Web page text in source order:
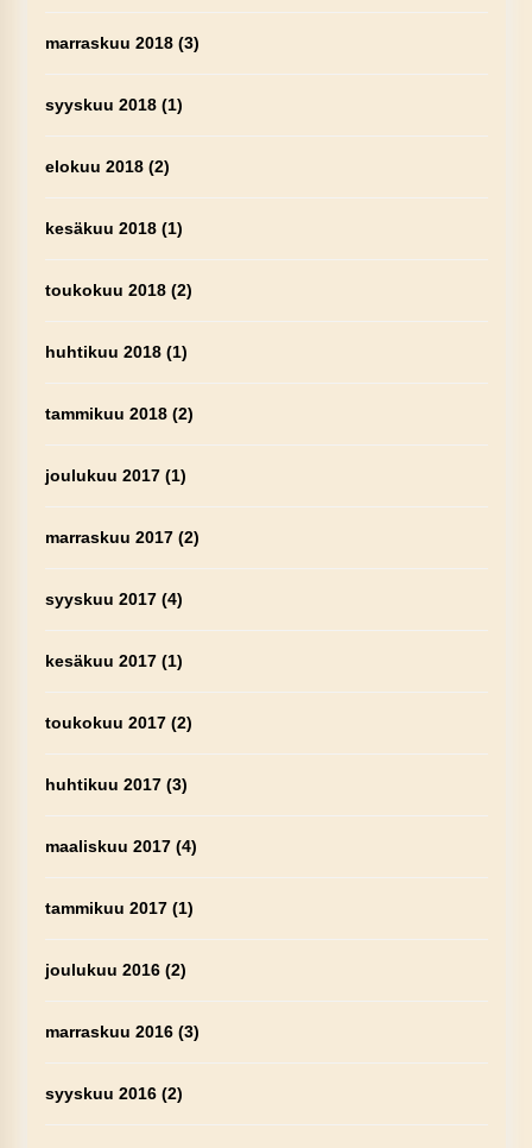
marraskuu 2018(3)
syyskuu 2018(1)
elokuu 2018(2)
kesäkuu 2018(1)
toukokuu 2018(2)
huhtikuu 2018(1)
tammikuu 2018(2)
joulukuu 2017(1)
marraskuu 2017(2)
syyskuu 2017(4)
kesäkuu 2017(1)
toukokuu 2017(2)
huhtikuu 2017(3)
maaliskuu 2017(4)
tammikuu 2017(1)
joulukuu 2016(2)
marraskuu 2016(3)
syyskuu 2016(2)